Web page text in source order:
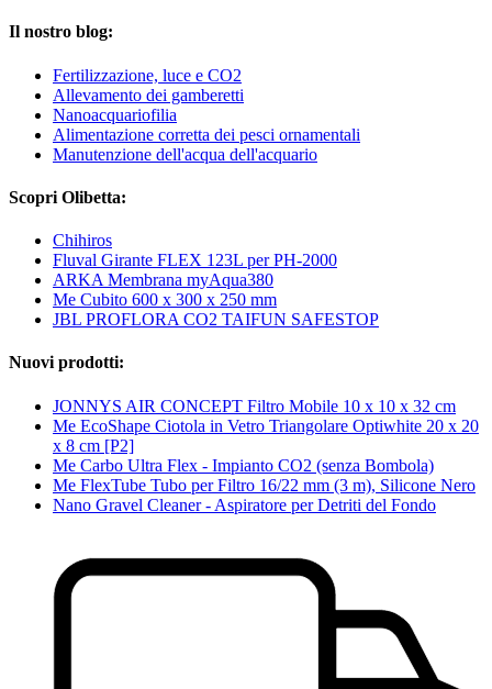
Il nostro blog:
Fertilizzazione, luce e CO2
Allevamento dei gamberetti
Nanoacquariofilia
Alimentazione corretta dei pesci ornamentali
Manutenzione dell'acqua dell'acquario
Scopri Olibetta:
Chihiros
Fluval Girante FLEX 123L per PH-2000
ARKA Membrana myAqua380
Me Cubito 600 x 300 x 250 mm
JBL PROFLORA CO2 TAIFUN SAFESTOP
Nuovi prodotti:
JONNYS AIR CONCEPT Filtro Mobile 10 x 10 x 32 cm
Me EcoShape Ciotola in Vetro Triangolare Optiwhite 20 x 20
x 8 cm [P2]
Me Carbo Ultra Flex - Impianto CO2 (senza Bombola)
Me FlexTube Tubo per Filtro 16/22 mm (3 m), Silicone Nero
Nano Gravel Cleaner - Aspiratore per Detriti del Fondo